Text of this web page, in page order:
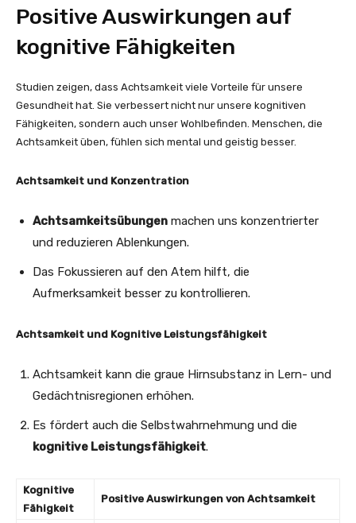
Positive Auswirkungen auf
kognitive Fähigkeiten
Studien zeigen, dass Achtsamkeit viele Vorteile für unsere
Gesundheit hat. Sie verbessert nicht nur unsere kognitiven
Fähigkeiten, sondern auch unser Wohlbefinden. Menschen, die
Achtsamkeit üben, fühlen sich mental und geistig besser.
Achtsamkeit und Konzentration
Achtsamkeitsübungen machen uns konzentrierter
und reduzieren Ablenkungen.
Das Fokussieren auf den Atem hilft, die
Aufmerksamkeit besser zu kontrollieren.
Achtsamkeit und Kognitive Leistungsfähigkeit
Achtsamkeit kann die graue Hirnsubstanz in Lern- und
Gedächtnisregionen erhöhen.
Es fördert auch die Selbstwahrnehmung und die
kognitive Leistungsfähigkeit.
Kognitive
Fähigkeit
Positive Auswirkungen von Achtsamkeit